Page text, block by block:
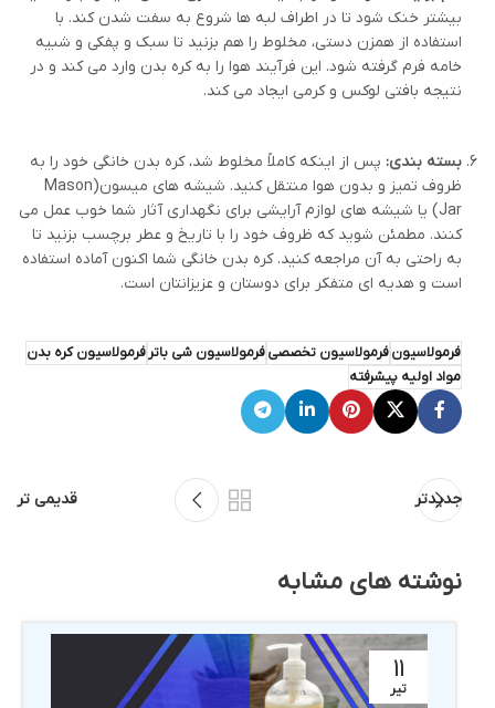
بیشتر خنک شود تا در اطراف لبه ها شروع به سفت شدن کند. با
استفاده از همزن دستی، مخلوط را هم بزنید تا سبک و پفکی و شبیه
خامه فرم گرفته شود. این فرآیند هوا را به کره بدن وارد می کند و در
نتیجه بافتی لوکس و کرمی ایجاد می کند.
بسته بندی: پس از اینکه کاملاً مخلوط شد، کره بدن خانگی خود را به
ظروف تمیز و بدون هوا منتقل کنید. شیشه های میسون(Mason
Jar) یا شیشه های لوازم آرایشی برای نگهداری آثار شما خوب عمل می
کنند. مطمئن شوید که ظروف خود را با تاریخ و عطر برچسب بزنید تا
به راحتی به آن مراجعه کنید. کره بدن خانگی شما اکنون آماده استفاده
است و هدیه ای متفکر برای دوستان و عزیزانتان است.
فرمولاسیونفرمولاسیون تخصصیفرمولاسیون شی باتر فرمولاسیون کره بدن
مواد اولیه پیشرفته
جدیدتر قدیمی تر
نوشته های مشابه
11
تیر